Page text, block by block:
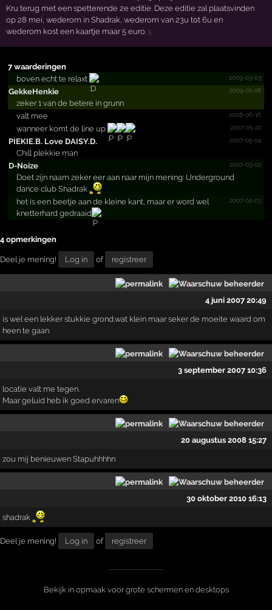
Kru terug met een spetterende 2e editie. Deze editie zal plaatsvinden
op 28 mei, wederom in Shadrak, wederom van 23u tot 6u en
wederom kost een kaartje maar 5 euro.5
7 waarderingen
2009-03-03
boven echt te relaxt
GekkeHenkie
2009-01-28
zeker 1 van de betere in grunn
2008-06-16
valt mee
2007-05-22
wanneer komt de line up
PIEKIE.­B.­ Love DAISY.­D.­
2007-05-04
Chill plekkie man
D-Noize
2007-03-02
Doet zijn naam zeker eer aan naar mijn mening: Underground
dance club Shadrak
2007-02-03
het is een beetje aan de kleine kant, maar er word wel
knetterhard gedraaid
4 opmerkingen
Deel je mening! Log in of registreer
4 juni 2007 20:49
is wel een lekker stukkie grond,wat klein maar seker de moeite waard om
heen te gaan
3 september 2007 10:36
locatie valt me tegen.
Maar geluid heb ik goed ervaren
20 augustus 2008 15:27
zou mij benieuwen Stapuhhhhn
30 oktober 2010 16:13
shadrak
Deel je mening! Log in of registreer
Bekijk in opmaak voor grote schermen en desktops